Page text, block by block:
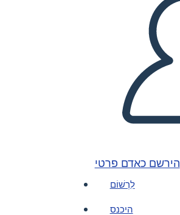
הירשם כאדם פרטי
לִרְשׁוֹם
היכנס